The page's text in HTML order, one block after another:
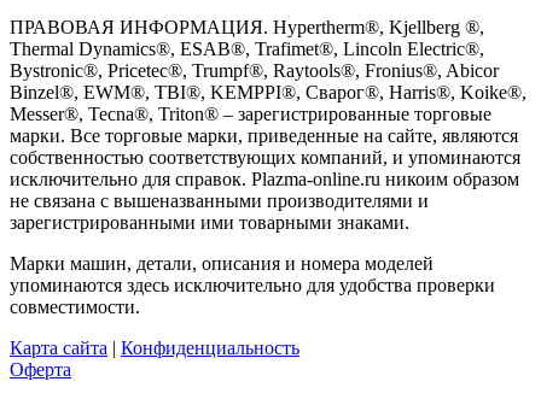
ПРАВОВАЯ ИНФОРМАЦИЯ. Hypertherm®, Kjellberg ®,
Thermal Dynamics®, ESAB®, Trafimet®, Lincoln Electric®,
Bystronic®, Pricetec®, Trumpf®, Raytools®, Fronius®, Abicor
Binzel®, EWM®, TBI®, KEMPPI®, Сварог®, Harris®, Koike®,
Messer®, Tecna®, Triton® – зарегистрированные торговые
марки. Все торговые марки, приведенные на сайте, являются
собственностью соответствующих компаний, и упоминаются
исключительно для справок. Plazma-online.ru никоим образом
не связана с вышеназванными производителями и
зарегистрированными ими товарными знаками.
Марки машин, детали, описания и номера моделей
упоминаются здесь исключительно для удобства проверки
совместимости.
Карта сайта | Конфиденциальность
Оферта